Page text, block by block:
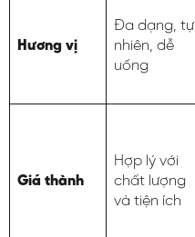
Hương vị
Đa dạng, tự
nhiên, dễ
uống
Giá thành
Hợp lý với
chất lượng
và tiện ích